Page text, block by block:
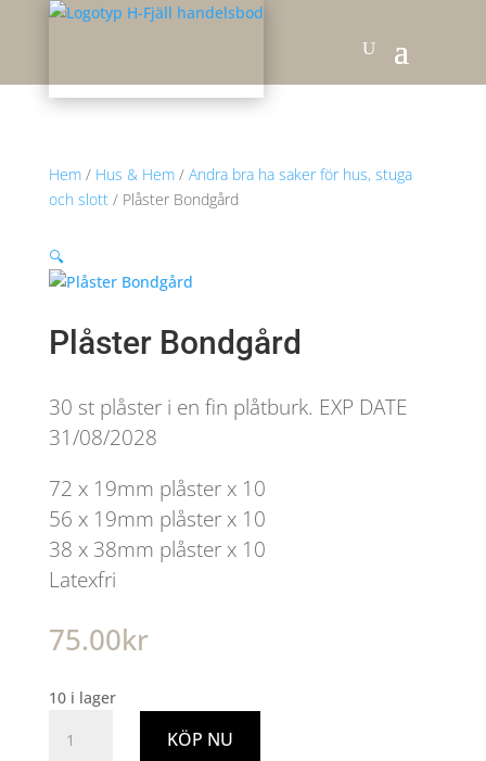
Hem/ Hus & Hem/ Andra bra ha saker för hus, stuga
och slott/ Plåster Bondgård
🔍
Plåster Bondgård
30 st plåster i en fin plåtburk. EXP DATE
31/08/2028
72 x 19mm plåster x 10
56 x 19mm plåster x 10
38 x 38mm plåster x 10
Latexfri
75.00kr
10 i lager
Bondgård
KÖP NU